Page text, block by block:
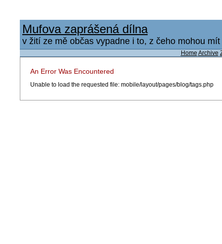
Mufova zaprášená dílna
v žití ze mě občas vypadne i to, z čeho mohou
Home Archive
An Error Was Encountered
Unable to load the requested file: mobile/layout/pages/blog/tags.php